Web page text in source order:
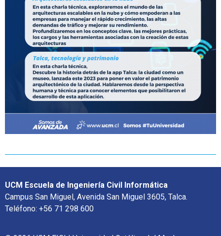
UCM Escuela de Ingeniería Civil Informática
Campus San Miguel, Avenida San Miguel 3605, Talca.
Teléfono: +56 71 298 600